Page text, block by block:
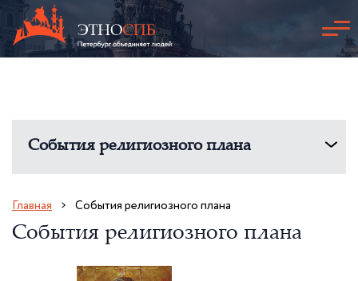
События религиозного плана
Главная События религиозного плана
События религиозного плана